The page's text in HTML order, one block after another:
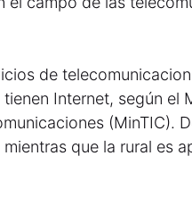
de
Internet, según el
(MinTIC).
que la rural es